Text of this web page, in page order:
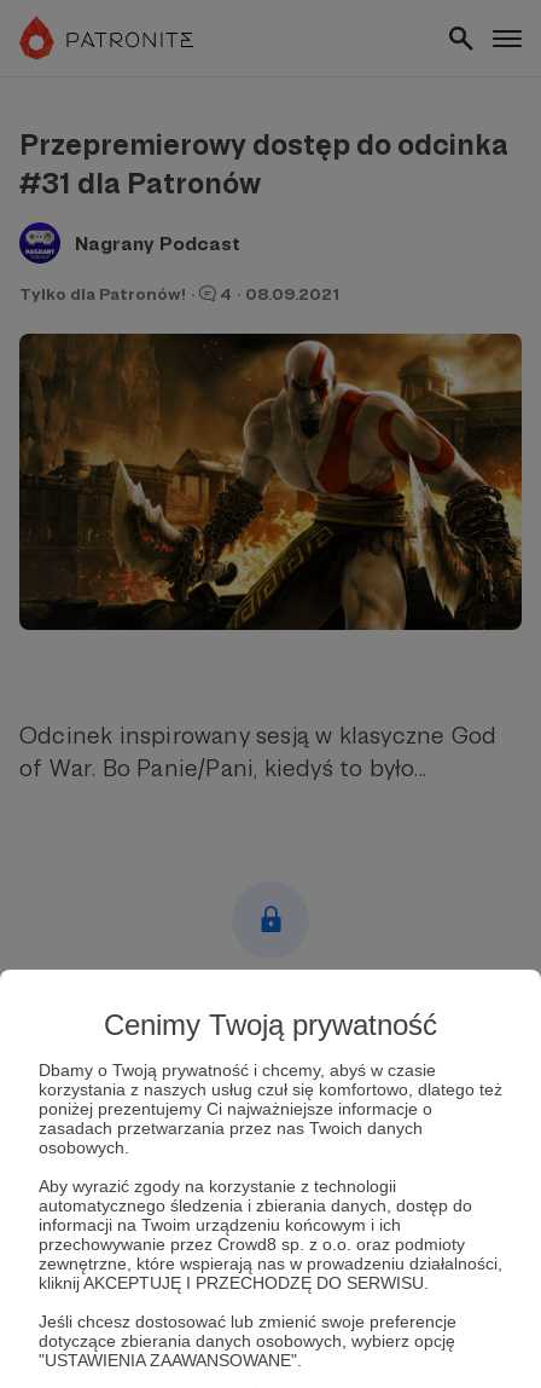
Cenimy Twoją prywatność
Dbamy o Twoją prywatność i chcemy, abyś w czasie
korzystania z naszych usług czuł się komfortowo, dlatego też
poniżej prezentujemy Ci najważniejsze informacje o
zasadach przetwarzania przez nas Twoich danych
osobowych.
Aby wyrazić zgody na korzystanie z technologii
automatycznego śledzenia i zbierania danych, dostęp do
informacji na Twoim urządzeniu końcowym i ich
przechowywanie przez Crowd8 sp. z o.o. oraz podmioty
zewnętrzne, które wspierają nas w prowadzeniu działalności,
kliknij AKCEPTUJĘ I PRZECHODZĘ DO SERWISU.
Jeśli chcesz dostosować lub zmienić swoje preferencje
dotyczące zbierania danych osobowych, wybierz opcję
"USTAWIENIA ZAAWANSOWANE".
Przepremierowy dostęp do odcinka
#31 dla Patronów
Nagrany Podcast
Tylko dla Patronów! · 4 · 08.09.2021
Odcinek inspirowany sesją w klasyczne God
of War. Bo Panie/Pani, kiedyś to było...
Aby zobaczyć ten materiał musisz być zalogowany
Zostań Patronem
odcinek bonus nagrany przedpremiera
Udostępnij